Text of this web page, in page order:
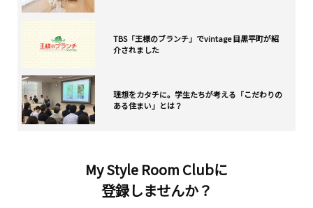
TBS「王様のブランチ」でvintage 目黒平町が紹
介されました
理想をカタチに。学生たちが考える「こだわりの
ある住まい」とは？
My Style Room Clubに
登録しませんか？